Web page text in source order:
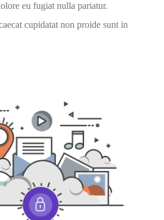
eu fugiat nulla pariatur.
cupidatat non proide sunt in